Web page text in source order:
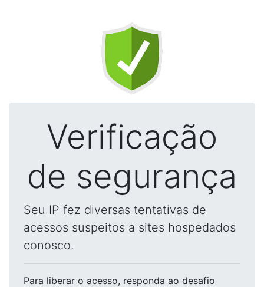
Verificação
de segurança
Seu IP fez diversas tentativas de
acessos suspeitos a sites hospedados
conosco.
Para liberar o acesso, responda ao desafio